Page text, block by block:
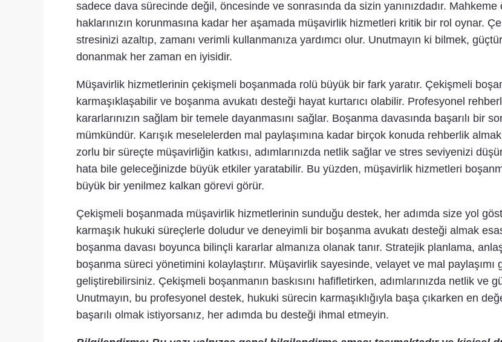
sadece dava sürecinde değil, öncesinde ve sonrasında da sizin yanınızdadır. Mahkeme
haklarınızın korunmasına kadar her aşamada müşavirlik hizmetleri kritik bir rol oynar.
stresinizi azaltıp, zamanı verimli kullanmanıza yardımcı olur. Unutmayın ki bilmek,
donanmak her zaman en iyisidir.
Müşavirlik hizmetlerinin çekişmeli boşanmada rolü büyük bir fark yaratır. Çekişmeli
karmaşıklaşabilir ve boşanma avukatı desteği hayat kurtarıcı olabilir. Profesyonel
kararlarınızın sağlam bir temele dayanmasını sağlar. Boşanma davasında başarılı bir
mümkündür. Karışık meselelerden mal paylaşımına kadar birçok konuda rehberlik
zorlu bir süreçte müşavirliğin katkısı, adımlarınızda netlik sağlar ve stres seviyenizi
hata bile geleceğinizde büyük etkiler yaratabilir. Bu yüzden, müşavirlik hizmetleri
büyük bir yenilmez kalkan görevi görür.
Çekişmeli boşanmada müşavirlik hizmetlerinin sunduğu destek, her adımda size yol
karmaşık hukuki süreçlerle doludur ve deneyimli bir boşanma avukatı desteği almak
boşanma davası boyunca bilinçli kararlar almanıza olanak tanır. Stratejik planlama,
boşanma süreci yönetimini kolaylaştırır. Müşavirlik sayesinde, velayet ve mal
geliştirebilirsiniz. Çekişmeli boşanmanın baskısını hafifletirken, adımlarınızda netlik
Unutmayın, bu profesyonel destek, hukuki sürecin karmaşıklığıyla başa çıkarken en
başarılı olmak istiyorsanız, her adımda bu desteği ihmal etmeyin.